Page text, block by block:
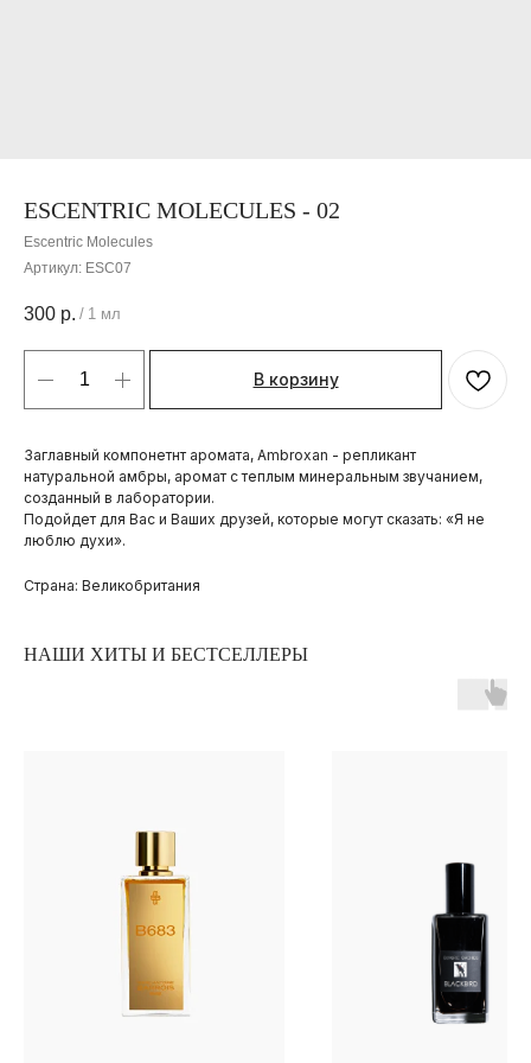
ESCENTRIC MOLECULES - 02
Escentric Molecules
Артикул: ESC07
300 р. / 1 мл
В корзину
Заглавный компонетнт аромата, Ambroxan - репликант
натуральной амбры, аромат с теплым минеральным звучанием,
созданный в лаборатории.
Подойдет для Вас и Ваших друзей, которые могут сказать: «Я не
люблю духи».
Страна: Великобритания
НАШИ ХИТЫ И БЕСТСЕЛЛЕРЫ
ПОКУПАТЕЛЯМ
ЧАСТЫЕ ВОПРОСЫ